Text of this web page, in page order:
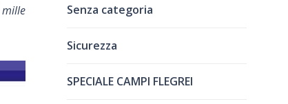
mille
Senza categoria
Sicurezza
SPECIALE CAMPI FLEGREI